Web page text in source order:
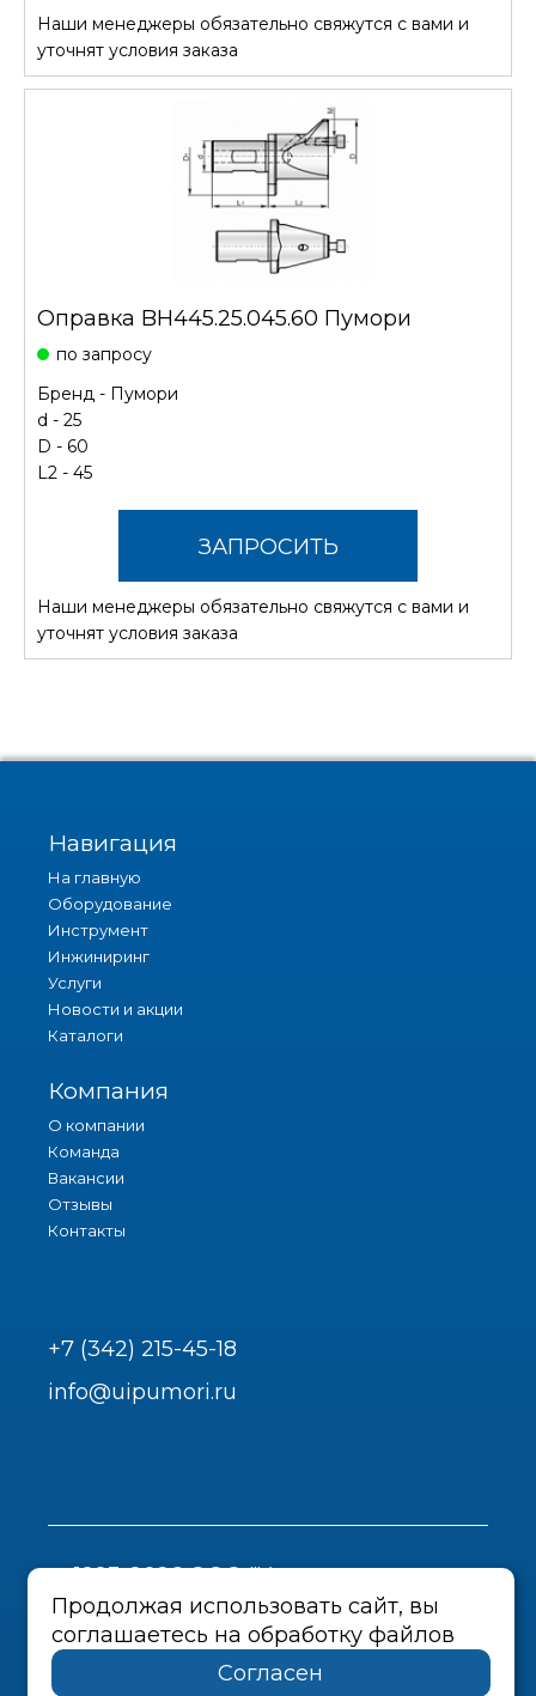
СТОИМОСТЬ
Наши менеджеры обязательно свяжутся с вами и
уточнят условия заказа
Оправка BH445.25.045.60 Пумори
по запросу
Бренд - Пумори
d - 25
D - 60
L2 - 45
ЗАПРОСИТЬ
СТОИМОСТЬ
Наши менеджеры обязательно свяжутся с вами и
уточнят условия заказа
Навигация
На главную
Оборудование
Инструмент
Инжиниринг
Услуги
Новости и акции
Каталоги
Компания
О компании
Команда
Вакансии
Отзывы
Контакты
+7 (342) 215-45-18
info@uipumori.ru
1993-2026 ООО "Урал-инструмент-
Пром"
Политика конфиденциальности
Продолжая использовать сайт, вы
соглашаетесь на обработку файлов
Согласен